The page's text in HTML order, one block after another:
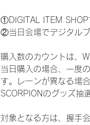
①DIGITAL ITEM SHOP
②当日会場でデジタル
購入数のカウントは、
当日購入の場合、一度
す。レーンが異なる場
SCORPIONのグッズ抽
対象となる方は、握手